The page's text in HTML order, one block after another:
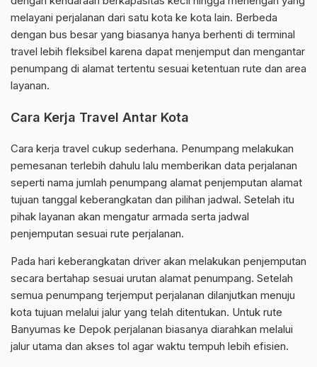
melayani perjalanan dari satu kota ke kota lain. Berbeda
dengan bus besar yang biasanya hanya berhenti di terminal
travel lebih fleksibel karena dapat menjemput dan mengantar
penumpang di alamat tertentu sesuai ketentuan rute dan area
layanan.
Cara Kerja Travel Antar Kota
Cara kerja travel cukup sederhana. Penumpang melakukan
pemesanan terlebih dahulu lalu memberikan data perjalanan
seperti nama jumlah penumpang alamat penjemputan alamat
tujuan tanggal keberangkatan dan pilihan jadwal. Setelah itu
pihak layanan akan mengatur armada serta jadwal
penjemputan sesuai rute perjalanan.
Pada hari keberangkatan driver akan melakukan penjemputan
secara bertahap sesuai urutan alamat penumpang. Setelah
semua penumpang terjemput perjalanan dilanjutkan menuju
kota tujuan melalui jalur yang telah ditentukan. Untuk rute
Banyumas ke Depok perjalanan biasanya diarahkan melalui
jalur utama dan akses tol agar waktu tempuh lebih efisien.